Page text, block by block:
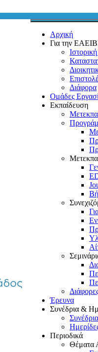
Αρχική
Για την
Διάφορα
Ομάδες
Εκπαίδευση
Έρευνα
Συνέδρια &
Συνέδρια
Περιοδικά
Θέματα